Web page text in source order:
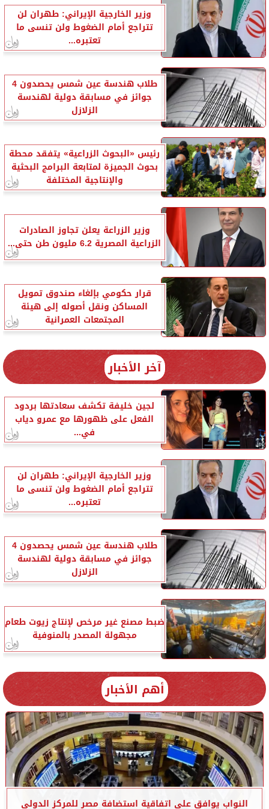
وزير الخارجية الإيراني: طهران لن
تتراجع أمام الضغوط ولن تنسى ما
تعتبره...
طلاب هندسة عين شمس يحصدون 4
جوائز في مسابقة دولية لهندسة
الزلازل
رئيس «البحوث الزراعية» يتفقد محطة
بحوث الجميزة لمتابعة البرامج البحثية
والإنتاجية المختلفة
وزير الزراعة يعلن تجاوز الصادرات
الزراعية المصرية 6.2 مليون طن حتى...
قرار حكومي بإلغاء صندوق تمويل
المساكن ونقل أصوله إلى هيئة
المجتمعات العمرانية
آخر الأخبار
لجين خليفة تكشف سعادتها بردود
الفعل على ظهورها مع عمرو دياب
في...
وزير الخارجية الإيراني: طهران لن
تتراجع أمام الضغوط ولن تنسى ما
تعتبره...
طلاب هندسة عين شمس يحصدون 4
جوائز في مسابقة دولية لهندسة
الزلازل
ضبط مصنع غير مرخص لإنتاج زيوت طعام
مجهولة المصدر بالمنوفية
أهم الأخبار
النواب يوافق على اتفاقية استضافة مصر للمركز الدولي